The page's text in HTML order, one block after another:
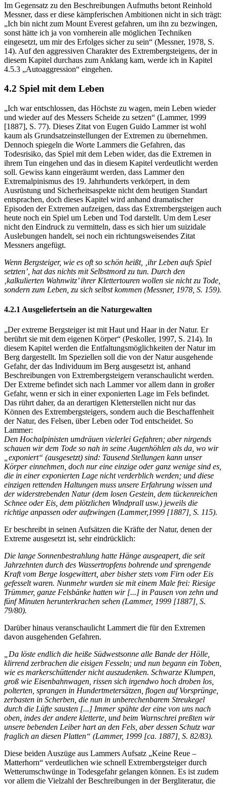
Im Gegensatz zu den Beschreibungen Aufmuths betont Reinhold
Messner, dass er diese kämpferischen Ambitionen nicht in sich trägt:
„Ich bin nicht zum Mount Everest gefahren, um ihn zu bezwingen,
sonst hätte ich ja von vornherein alle möglichen Techniken
eingesetzt, um mir des Erfolges sicher zu sein“ (Messner, 1978, S.
14). Auf den aggressiven Charakter des Extrembergsteigens, der in
diesem Kapitel durchaus zum Anklang kam, werde ich in Kapitel
4.5.3 „Autoaggression“ eingehen.
4.2 Spiel mit dem Leben
„Ich war entschlossen, das Höchste zu wagen, mein Leben wieder
und wieder auf des Messers Scheide zu setzen“ (Lammer, 1999
[1887], S. 77). Dieses Zitat von Eugen Guido Lammer ist wohl
kaum als Grundsatzeinstellungen der Extremen zu übernehmen.
Dennoch spiegeln die Worte Lammers die Gefahren, das
Todesrisiko, das Spiel mit dem Leben wider, das die Extremen in
ihrem Tun eingehen und das in diesem Kapitel verdeutlicht werden
soll. Gewiss kann eingeräumt werden, dass Lammer den
Extremalpinismus des 19. Jahrhunderts verkörpert, in dem
Ausrüstung und Sicherheitsaspekte nicht dem heutigen Standart
entsprachen, doch dieses Kapitel wird anhand dramatischer
Episoden der Extremen aufzeigen, dass das Extrembergsteigen auch
heute noch ein Spiel um Leben und Tod darstellt. Um dem Leser
nicht den Eindruck zu vermitteln, dass es sich hier um suizidale
Auslebungen handelt, sei noch ein richtungsweisendes Zitat
Messners angefügt.
Wenn Bergsteiger, wie es oft so schön heißt, ‚ihr Leben aufs Spiel
setzten’, hat das nichts mit Selbstmord zu tun. Durch den
‚kalkulierten Wahnwitz’ ihrer Klettertouren wollen sie nicht zu Tode,
sondern zum Leben, zu sich selbst kommen (Messner, 1978, S. 159).
4.2.1 Ausgeliefertsein an die Naturgewalten
„Der extreme Bergsteiger ist mit Haut und Haar in der Natur. Er
berührt sie mit dem eigenen Körper“ (Peskoller, 1997, S. 214). In
diesem Kapitel werden die Entfaltungsmöglichkeiten der Natur im
Berg dargestellt. Im Speziellen soll die von der Natur ausgehende
Gefahr, der das Individuum im Berg ausgesetzt ist, anhand
Beschreibungen von Extrembergsteigern veranschaulicht werden.
Der Extreme befindet sich nach Lammer vor allem dann in großer
Gefahr, wenn er sich in einer exponierten Lage im Fels befindet.
Das rührt daher, da an derartigen Kletterstellen nicht nur das
Können des Extrembergsteigers, sondern auch die Beschaffenheit
der Natur, des Felsen, über Leben oder Tod entscheidet. So
Lammer:
Den Hochalpinisten umdräuen vielerlei Gefahren; aber nirgends
schauen wir dem Tode so nah in seine Augenhöhlen als da, wo wir
„exponiert“ (ausgesetzt) sind: Tausend Stellungen kann unser
Körper einnehmen, doch nur eine einzige oder ganz wenige sind es,
die in einer exponierten Lage nicht verderblich werden; und diese
einzigen rettenden Haltungen muss unsere Erfahrung wissen und
der widerstrebenden Natur (dem losen Gestein, dem tückenreichen
Schnee oder Eis, dem plötzlichen Windprall usw.) jeweils die
richtige anpassen oder aufzwingen (Lammer,1999 [1887], S. 115).
Er beschreibt in seinen Aufsätzen die Kräfte der Natur, denen der
Extreme ausgesetzt ist, sehr eindrücklich:
Die lange Sonnenbestrahlung hatte Hänge ausgeapert, die seit
Jahrzehnten durch des Wassertropfens bohrende und sprengende
Kraft vom Berge losgewittert, aber bisher stets vom Firn oder Eis
gefesselt waren. Nunmehr wurden sie mit einem Male frei: Riesige
Trümmer, ganze Felsbänke hatten wir [...] in Pausen von zehn und
fünf Minuten herunterkrachen sehen (Lammer, 1999 [1887], S.
79/80).
Darüber hinaus veranschaulicht Lammert die für den Extremen
davon ausgehenden Gefahren.
„Da löste endlich die heiße Südwestsonne alle Bande der Hölle,
klirrend zerbrachen die eisigen Fesseln; und nun begann ein Toben,
wie es markerschüttender nicht auszudenken. Schwarze Klumpen,
groß wie Eisenbahnwagen, rissen sich irgendwo hoch droben los,
polterten, sprangen in Hundertmetersätzen, flogen auf Vorsprünge,
zerbasten in Scherben, die nun in unberechenbarem Streukegel
durch die Lüfte sausten [...] Immer spähte der eine von uns nach
oben, indes der andere kletterte, und beim Warnschrei preßten wir
unsere bebenden Leiber hart an den Fels, aber dessen Schutz war
fraglich an diesen Platten“ (Lammer, 1999 [ca. 1887], S. 82/83).
Diese beiden Auszüge aus Lammers Aufsatz „Keine Reue –
Matterhorn“ verdeutlichen wie schnell Extrembergsteiger durch
Wetterumschwünge in Todesgefahr gelangen können. Es ist zudem
vor allem die Vielzahl der Beschreibungen in der Bergliteratur, die